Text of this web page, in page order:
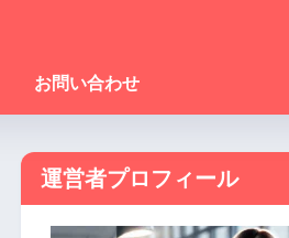
お問い合わせ
運営者プロフィール